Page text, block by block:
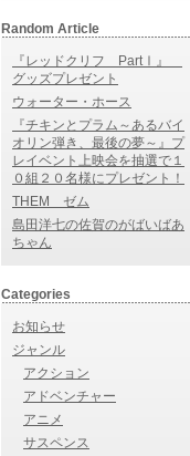
Random Article
『レッドクリフ PartⅠ』
グッズプレゼント
ウォーター・ホース
『チキンとプラム～あるバイ
オリン弾き、最後の夢～』プ
レイベント上映会を抽選で１
０組２０名様にプレゼント！
THEM ゼム
島田洋七の佐賀のがばいばあ
ちゃん
Categories
お知らせ
ジャンル
アクション
アドベンチャー
アニメ
サスペンス